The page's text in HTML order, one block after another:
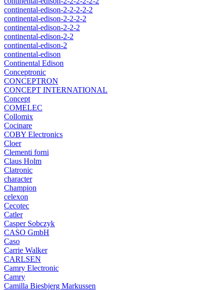
continental-edison-2-2-2-2-2
continental-edison-2-2-2-2
continental-edison-2-2-2
continental-edison-2-2
continental-edison-2
continental-edison
Continental Edison
Conceptronic
CONCEPTRON
CONCEPT INTERNATIONAL
Concept
COMELEC
Collomix
Cocinare
COBY Electronics
Cloer
Clementi forni
Claus Holm
Clatronic
character
Champion
celexon
Cecotec
Catler
Casper Sobczyk
CASO GmbH
Caso
Carrie Walker
CARLSEN
Camry Electronic
Camry
Camilla Biesbjerg Markussen